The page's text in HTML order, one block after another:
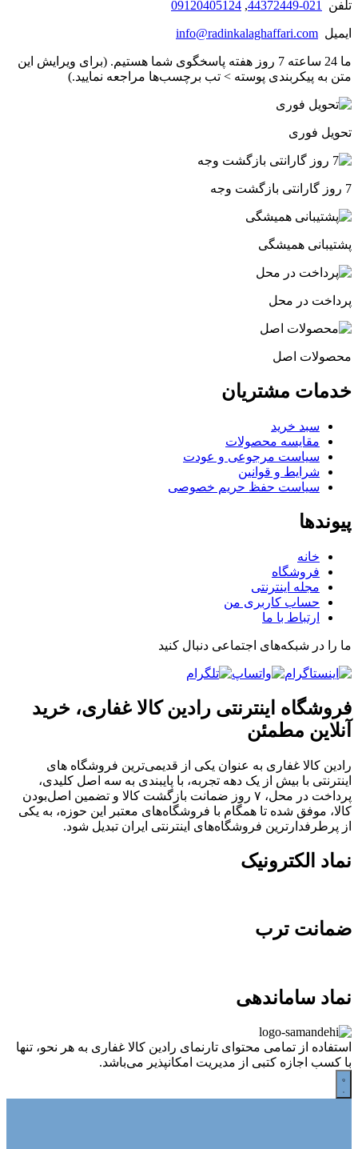
تلفن 021-44372449
,
09120405124
ایمیل info@radinkalaghaffari.com
ما 24 ساعته 7 روز هفته پاسخگوی شما هستیم. (برای ویرایش این
متن به پیکربندی پوسته > تب برچسب‌ها مراجعه نمایید.)
تحویل فوری
7 روز گارانتی بازگشت وجه
پشتیبانی همیشگی
پرداخت در محل
محصولات اصل
خدمات مشتریان
سبد خرید
مقایسه محصولات
سیاست مرجوعی و عودت
شرایط و قوانین
سیاست حفظ حریم خصوصی
پیوندها
خانه
فروشگاه
مجله اینترنتی
حساب کاربری من
ارتباط با ما
ما را در شبکه‌های اجتماعی دنبال کنید
فروشگاه اینترنتی رادین کالا غفاری، خرید
آنلاین مطمئن
رادین کالا غفاری به عنوان یکی از قدیمی‌ترین فروشگاه های
اینترنتی با بیش از یک دهه تجربه، با پایبندی به سه اصل کلیدی،
پرداخت در محل، ۷ روز ضمانت بازگشت کالا و تضمین اصل‌بودن
کالا، موفق شده تا همگام با فروشگاه‌های معتبر این حوزه، به یکی
از پرطرفدارترین فروشگاه‌های اینترنتی ایران تبدیل شود.
نماد الکترونیک
ضمانت ترب
نماد ساماندهی
استفاده از تمامی محتوای تارنمای رادین کالا غفاری به هر نحو، تنها
با کسب اجازه کتبی از مدیریت امکانپذیر می‌باشد.